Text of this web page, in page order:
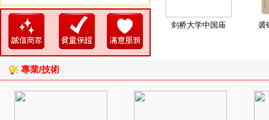
剑桥大学中国庙 裘
專業/技術